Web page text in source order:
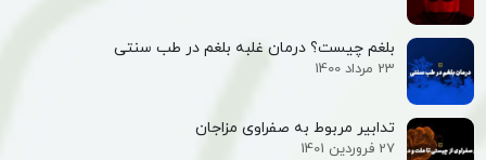
بلغم چیست؟ درمان غلبه بلغم در طب سنتی
23 مرداد 1400
تدابیر مربوط به صفراوی مزاجان
27 فروردین 1401